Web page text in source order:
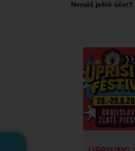
Nemáš ještě účet?